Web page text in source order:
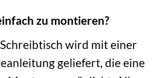
zu montieren?
wird mit einer
geliefert, die eine